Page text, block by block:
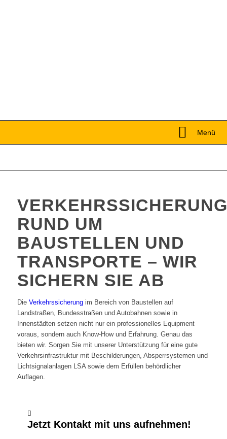
Menü
VERKEHRSSICHERUNG
RUND UM
BAUSTELLEN UND
TRANSPORTE – WIR
SICHERN SIE AB
Die Verkehrssicherungim Bereich von Baustellen auf
Landstraßen, Bundesstraßen und Autobahnen sowie in
Innenstädten setzen nicht nur ein professionelles Equipment
voraus, sondern auch Know-How und Erfahrung. Genau das
bieten wir. Sorgen Sie mit unserer Unterstützung für eine gute
Verkehrsinfrastruktur mit Beschilderungen, Absperrsystemen und
Lichtsignalanlagen LSA sowie dem Erfüllen behördlicher
Auflagen.
Jetzt Kontakt mit uns aufnehmen!